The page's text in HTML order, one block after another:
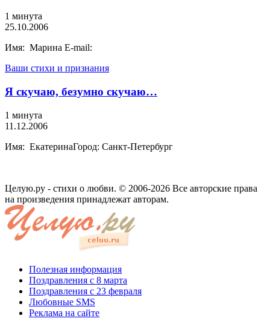
1 минута
25.10.2006
Имя: Марина E-mail:
Ваши стихи и признания
Я скучаю, безумно скучаю…
1 минута
11.12.2006
Имя: ЕкатеринаГород: Санкт-Петербург
Целую.ру - стихи о любви. © 2006-2026 Все авторские права
на произведения принадлежат авторам.
Полезная информация
Поздравления с 8 марта
Поздравления с 23 февраля
Любовные SMS
Реклама на сайте